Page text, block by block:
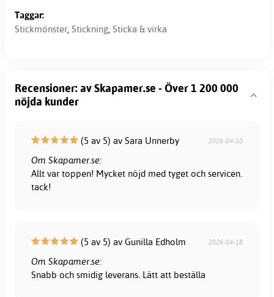
Taggar:
Stickmönster, Stickning, Sticka & virka
Recensioner: av Skapamer.se - Över 1 200 000
nöjda kunder
(5 av 5) av Sara Unnerby 2026-04-10
Om Skapamer.se:
Allt var toppen! Mycket nöjd med tyget och servicen.
tack!
(5 av 5) av Gunilla Edholm 2026-04-18
Om Skapamer.se:
Snabb och smidig leverans. Lätt att beställa